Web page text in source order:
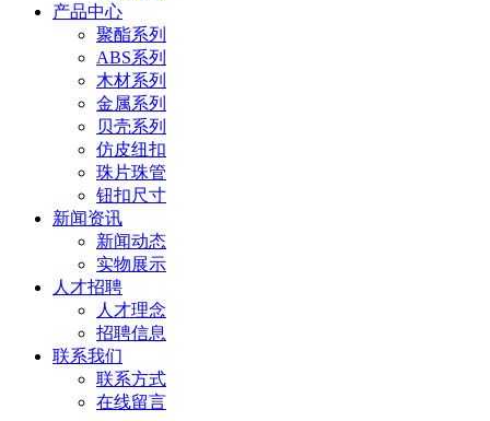
产品中心
聚酯系列
ABS系列
木材系列
金属系列
贝壳系列
仿皮纽扣
珠片珠管
钮扣尺寸
新闻资讯
新闻动态
实物展示
人才招聘
人才理念
招聘信息
联系我们
联系方式
在线留言